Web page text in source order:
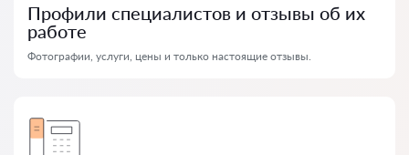
Профили специалистов и отзывы об их
работе
Фотографии, услуги, цены и только настоящие отзывы.